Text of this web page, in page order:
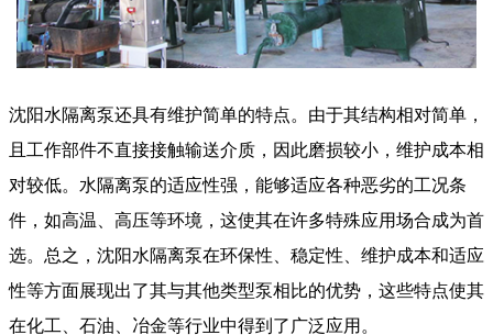
沈阳水隔离泵还具有维护简单的特点。由于其结构相对简单，
且工作部件不直接接触输送介质，因此磨损较小，维护成本相
对较低。水隔离泵的适应性强，能够适应各种恶劣的工况条
件，如高温、高压等环境，这使其在许多特殊应用场合成为首
选。总之，沈阳水隔离泵在环保性、稳定性、维护成本和适应
性等方面展现出了其与其他类型泵相比的优势，这些特点使其
在化工、石油、冶金等行业中得到了广泛应用。